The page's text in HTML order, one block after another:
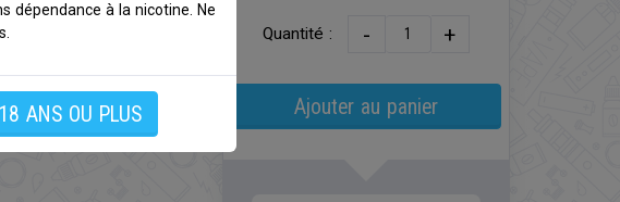
puissance de 30W et
toute la journée. Son
et à transporter.
Quantité : - +
Ajouter au panier
dépendance à la nicotine. Ne
ANS OU PLUS